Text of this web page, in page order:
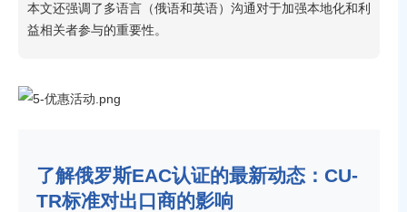
本文还强调了多语言（俄语和英语）沟通对于加强本地化和利
益相关者参与的重要性。
了解俄罗斯EAC认证的最新动态：CU-
TR标准对出口商的影响